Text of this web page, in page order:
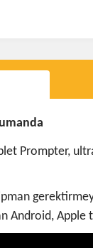
Prompter,
Android,